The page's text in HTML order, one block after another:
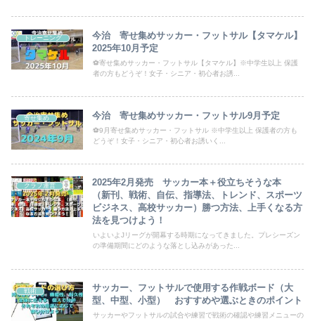
トレーニング
今治 寄せ集めサッカー・フットサル【タマケル】
2025年10月予定
⚽寄せ集めサッカー・フットサル【タマケル】※中学生以上 保護
者の方もどうぞ！女子・シニア・初心者お誘...
寄せ集め 今治 寄せ集めサッカー・フットサル9月予定
⚽9月寄せ集めサッカー・フットサル ※中学生以上 保護者の方も
どうぞ！女子・シニア・初心者お誘いく...
クラブ運営
2025年2月発売 サッカー本＋役立ちそうな本
（新刊、戦術、自伝、指導法、トレンド、スポーツ
ビジネス、高校サッカー）勝つ方法、上手くなる方
法を見つけよう！
いよいよJリーグが開幕する時期になってきました。プレシーズン
の準備期間にどのような落とし込みがあった...
戦術
サッカー、フットサルで使用する作戦ボード（大
型、中型、小型） おすすめや選ぶときのポイント
サッカーやフットサルの試合や練習で戦術の確認や練習メニューの